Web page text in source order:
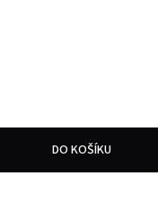
DO KOŠÍKU